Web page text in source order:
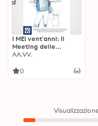
I MEI vent'anni: Il
Meeting delle
Etichette
2014
AA.VV.
0